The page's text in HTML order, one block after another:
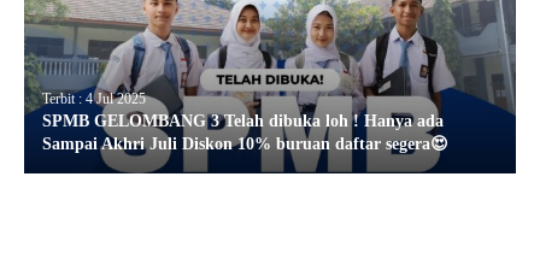
Terbit : 4 Jul 2025
SPMB GELOMBANG 3 Telah dibuka loh ! Hanya ada
Sampai Akhri Juli Diskon 10% buruan daftar segera😍